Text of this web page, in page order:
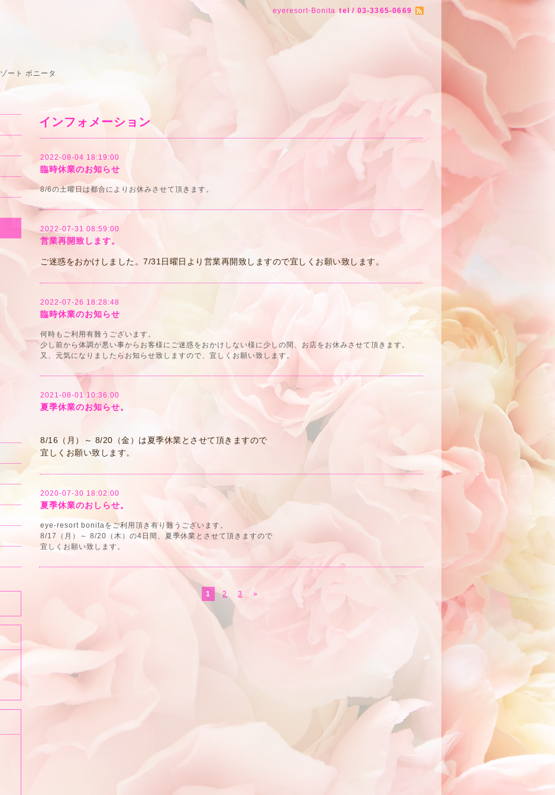
eyeresort-Bonita tel / 03-3365-0669
ート ボニータ
インフォメーション
2022-08-04 18:19:00
臨時休業のお知らせ
8/6の土曜日は都合によりお休みさせて頂きます。
2022-07-31 08:59:00
営業再開致します。
ご迷惑をおかけしました。7/31日曜日より営業再開致しますので宜しくお願い致します。
2022-07-26 18:28:48
臨時休業のお知らせ
何時もご利用有難うございます。
少し前から体調が悪い事からお客様にご迷惑をおかけしない様に少しの間、お店をお休みさせて頂きます。
又、元気になりましたらお知らせ致しますので、宜しくお願い致します。
2021-08-01 10:36:00
夏季休業のお知らせ。
8/16（月）～ 8/20（金）は夏季休業とさせて頂きますので
宜しくお願い致します。
2020-07-30 18:02:00
夏季休業のおしらせ。
eye-resort bonitaをご利用頂き有り難うございます。
8/17（月）～ 8/20（木）の4日間、夏季休業とさせて頂きますので
宜しくお願い致します。
1 2 3 »